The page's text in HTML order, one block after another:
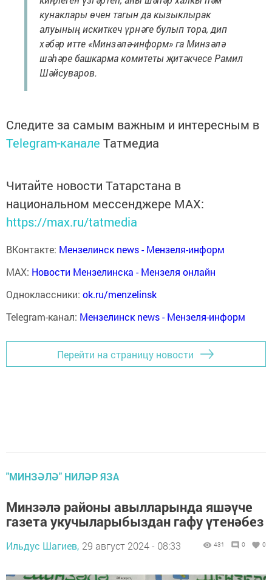
кунаклары өчен тагын да кызыклырак
алуының искиткеч үрнәге булып тора, дип
хәбәр итте «Минзәлә-информ» га Минзәлә
шәһәре башкарма комитеты җитәкчесе Рамил
Шәйсуваров.
Следите за самым важным и интересным в
Telegram-канале Татмедиа
Читайте новости Татарстана в
национальном мессенджере MАХ:
https://max.ru/tatmedia
ВКонтакте: Мензелинск news - Мензеля-информ
MAX: Новости Мензелинска - Мензеля онлайн
Одноклассники: ok.ru/menzelinsk
Telegram-канал: Мензелинск news - Мензеля-информ
Перейти на страницу новости
"МИНЗӘЛӘ" НИЛӘР ЯЗА
Минзәлә районы авылларында яшәүче
газета укучыларыбыздан гафу үтенәбез
Ильдус Шагиев, 29 август 2024 - 08:33 431 0 0